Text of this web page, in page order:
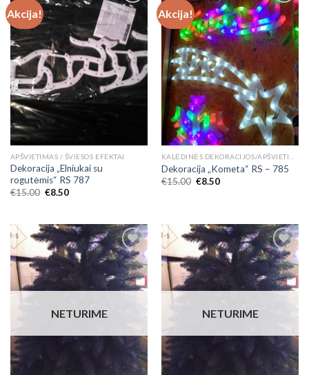
Akcija!
Add to
Wishlist
APŠVIETIMAS / ŠVIESOS EFEKTAI
Dekoracija „Elniukai su
rogutėmis“ RS 787
€15.00 €8.50
Akcija!
Add to
Wishlist
Dekoracija „Kometa“ RS – 785
€15.00 €8.50
Add to
Wishlist
NETURIME
Add to
Wishlist
NETURIME